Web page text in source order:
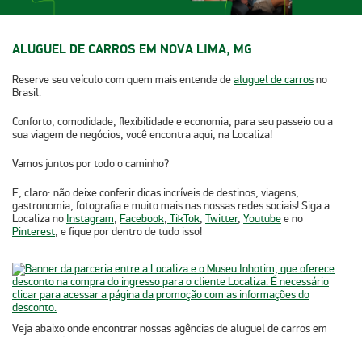
ALUGUEL DE CARROS EM NOVA LIMA, MG
Reserve seu veículo com quem mais entende dealuguel de carrosno
Brasil.
Conforto, comodidade, flexibilidade e economia, para seu passeio ou a
sua viagem de negócios, você encontra aqui, na Localiza!
Vamos juntos por todo o caminho?
E, claro: não deixe conferir dicas incríveis de destinos, viagens,
gastronomia, fotografia e muito mais nas nossas redes sociais! Siga a
Localiza no Instagram, Facebook, TikTok, Twitter, Youtubee no
Pinterest, e fique por dentro de tudo isso!
Veja abaixo onde encontrar nossas agências dealuguel de carros em